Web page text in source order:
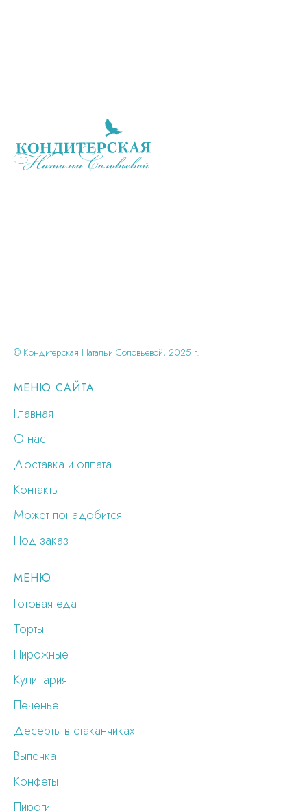
© Кондитерская Натальи Соловьевой, 2025 г.
МЕНЮ САЙТА
Главная
О нас
Доставка и оплата
Контакты
Может понадобится
Под заказ
МЕНЮ
Готовая еда
Торты
Пирожные
Кулинария
Печенье
Десерты в стаканчиках
Выпечка
Конфеты
Пироги